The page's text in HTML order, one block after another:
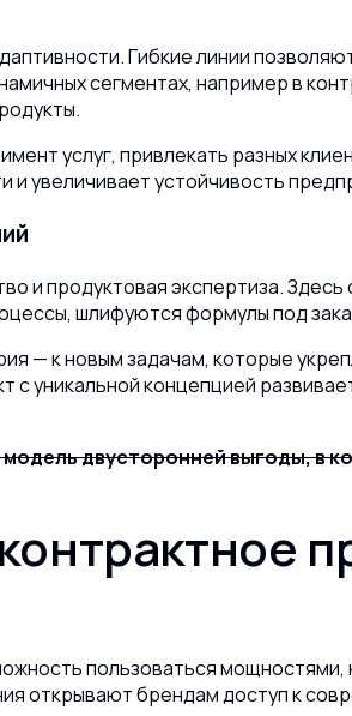
Гибкие линии
сегментах, например в
услуг, привлекать разных
увеличивает устойчивость
и продуктовая экспертиза. Здесь
шлифуются формулы под
— к новым задачам, которые
уникальной концепцией
двусторонней выгоды, в
пользоваться
открывают брендам доступ к